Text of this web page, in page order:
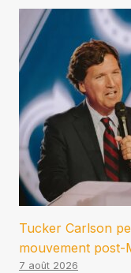
Tucker Carlson
mouvement post-
7 août 2026